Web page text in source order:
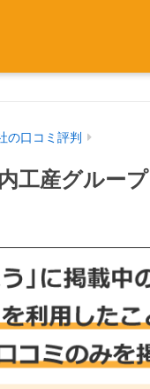
の口コミ評判
工産グルー